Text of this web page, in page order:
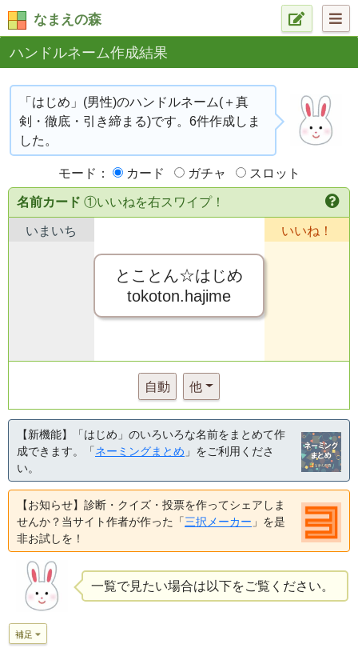
なまえの森
ハンドルネーム作成結果
「はじめ」(男性)のハンドルネーム(＋真
剣・徹底・引き締まる)です。6件作成しま
した。
モード： カード ガチャ スロット
名前カード ①いいねを右スワイプ！
いまいち
とことん☆はじめ
tokoton.hajime
いいね！
自動 他
【新機能】「はじめ」のいろいろな名前をまとめて作
成できます。「ネーミングまとめ 」をご利用くださ
い。
【お知らせ】診断・クイズ・投票を作ってシェアしま
せんか？当サイト作者が作った「三択メーカー 」を是
非お試しを！
一覧で見たい場合は以下をご覧ください。
補足